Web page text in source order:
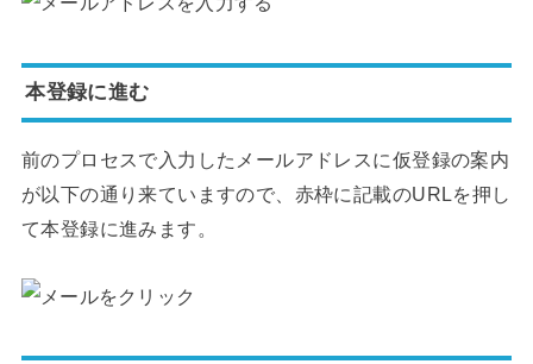
本登録に進む
前のプロセスで入力したメールアドレスに仮登録の案内
が以下の通り来ていますので、赤枠に記載のURLを押し
て本登録に進みます。